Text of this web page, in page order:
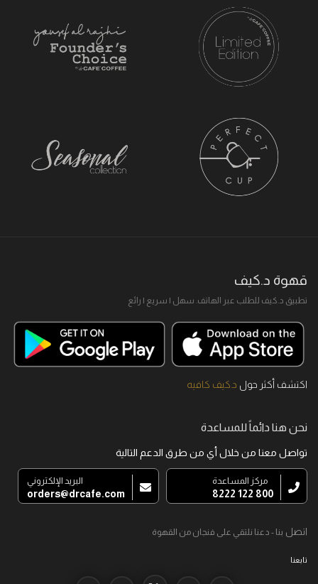
قهوة د.كيف
تطبيق د.كيف للطلب عبر الهاتف. سهل I سريع I رائع
اكتشف أكثر حول د.كيف كافيه
نحن هنا دائماً للمساعدة
تواصل معنا من خلال أي من طرق الدعم التالية
مركز المساعدة
800 122 8222
البريد الإلكتروني
orders@drcafe.com
اتصل بنا - دعنا نلتقي على فنجان من القهوة
تابعنا